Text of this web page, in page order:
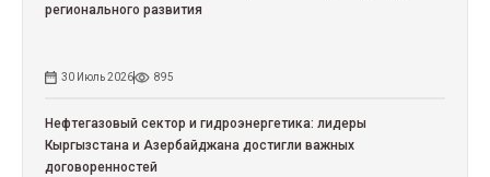
регионального развития
30 Июль 2026 895
Нефтегазовый сектор и гидроэнергетика: лидеры
Кыргызстана и Азербайджана достигли важных
договоренностей